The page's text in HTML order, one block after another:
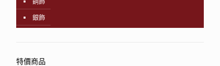
銀飾
特價商品